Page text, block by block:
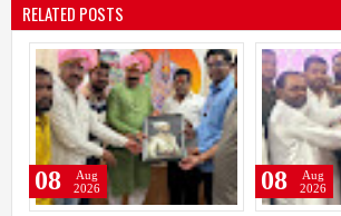
RELATED POSTS
08
Aug
2026
08
Aug
2026